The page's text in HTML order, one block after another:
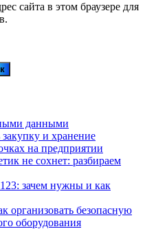
сайта в этом браузере для
данными
и хранение
на предприятии
не сохнет: разбираем
зачем нужны и как
организовать безопасную
оборудования